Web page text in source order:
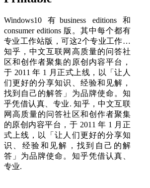
Windows10 有business editions 和
consumer editions 版。其中每个都有
专业工作站版，可这2个专业工作…
知乎，中文互联网高质量的问答社
区和创作者聚集的原创内容平台，
于 2011 年 1 月正式上线，以「让人
们更好的分享知识、经验和见解，
找到自己的解答」为品牌使命。知
乎凭借认真、专业. 知乎，中文互联
网高质量的问答社区和创作者聚集
的原创内容平台，于 2011 年 1 月正
式上线，以「让人们更好的分享知
识、经验和见解，找到自己的解
答」为品牌使命。知乎凭借认真、
专业.